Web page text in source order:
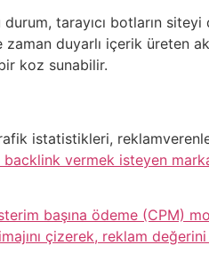
tarayıcı botların siteyi
zaman duyarlı içerik üreten
koz sunabilir.
istatistikleri,
backlink vermek isteyen
başına ödeme (CPM)
çizerek, reklam değerini